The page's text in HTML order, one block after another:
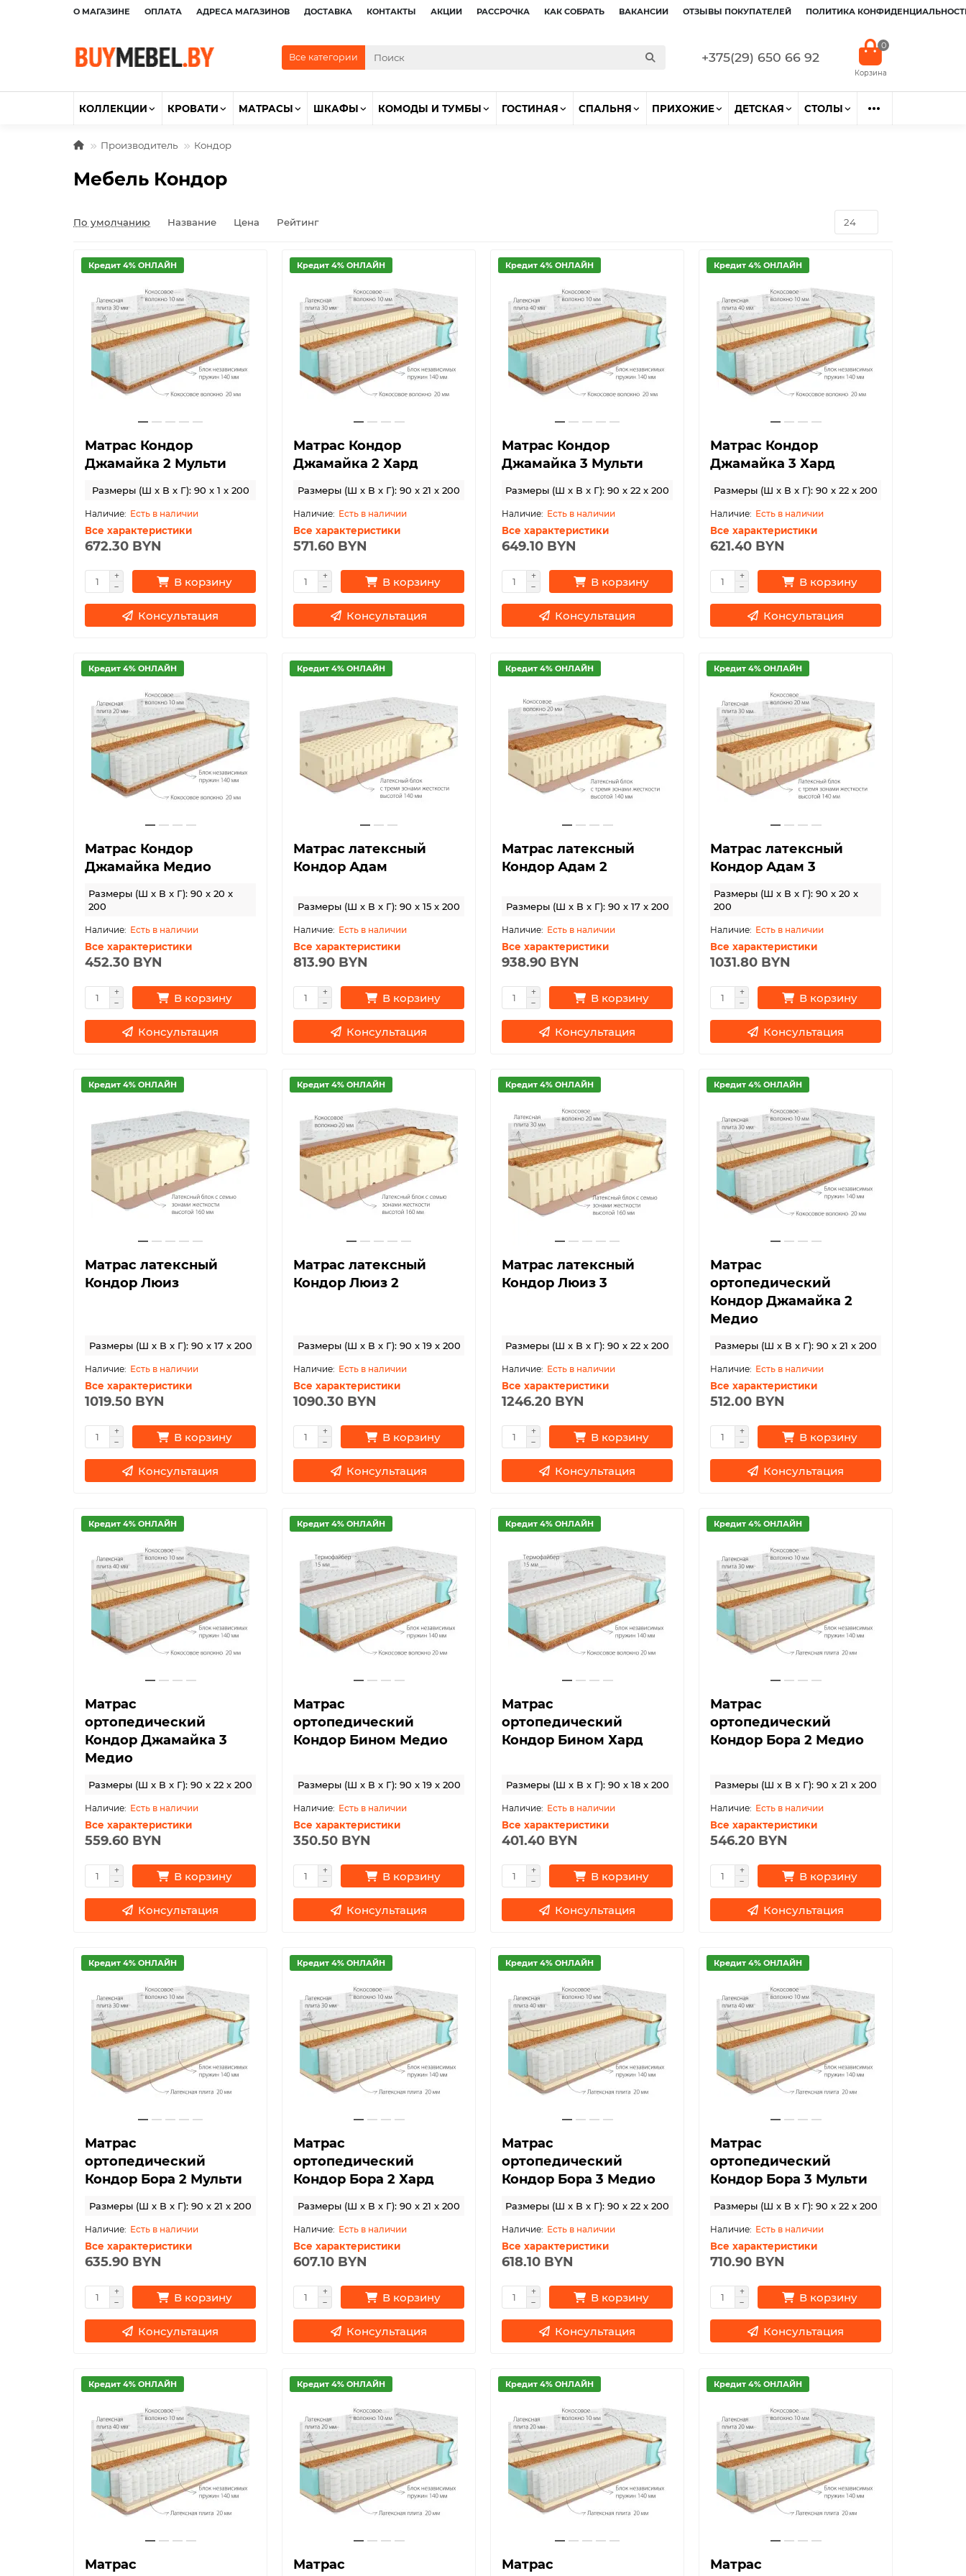
О МАГАЗИНЕ ОПЛАТА АДРЕСА МАГАЗИНОВ ДОСТАВКА КОНТАКТЫ АКЦИИ РАССРОЧКА КАК СОБРАТЬ ВАКАНСИИ ОТЗЫВЫ ПОКУПАТЕЛЕЙ ПОЛИТИКА
Все категории +375(29) 650 66 92
0
КОЛЛЕКЦИИ КРОВАТИ МАТРАСЫ ШКАФЫ КОМОДЫ И ТУМБЫ ГОСТИНАЯ СПАЛЬНЯ ПРИХОЖИЕ ДЕТСКАЯ СТОЛЫ
Производитель Кондор
Мебель Кондор
По умолчанию Название Цена Рейтинг
Кредит 4% ОНЛАЙН
Матрас Кондор
Джамайка 2 Мульти
Размеры (Ш x В x Г): 90 x 1 x 200
Есть в наличии
Все характеристики
672.30 BYN
В корзину
Консультация
Кредит 4% ОНЛАЙН
Матрас Кондор
Джамайка 2 Хард
Размеры (Ш x В x Г): 90 x 21 x 200
Есть в наличии
Все характеристики
571.60 BYN
В корзину
Консультация
Кредит 4% ОНЛАЙН
Матрас Кондор
Джамайка 3 Мульти
Размеры (Ш x В x Г): 90 x 22 x 200
Есть в наличии
Все характеристики
649.10 BYN
В корзину
Консультация
Кредит 4% ОНЛАЙН
Матрас Кондор
Джамайка 3 Хард
Размеры (Ш x В x Г): 90 x 22 x 200
Есть в наличии
Все характеристики
621.40 BYN
В корзину
Консультация
Кредит 4% ОНЛАЙН
Матрас Кондор
Джамайка Медио
Размеры (Ш x В x Г): 90 x 20 x
200
Есть в наличии
Все характеристики
452.30 BYN
В корзину
Консультация
Кредит 4% ОНЛАЙН
Матрас латексный
Кондор Адам
Размеры (Ш x В x Г): 90 x 15 x 200
Есть в наличии
Все характеристики
813.90 BYN
В корзину
Консультация
Кредит 4% ОНЛАЙН
Матрас латексный
Кондор Адам 2
Размеры (Ш x В x Г): 90 x 17 x 200
Есть в наличии
Все характеристики
938.90 BYN
В корзину
Консультация
Кредит 4% ОНЛАЙН
Матрас латексный
Кондор Адам 3
Размеры (Ш x В x Г): 90 x 20 x
200
Есть в наличии
Все характеристики
1031.80 BYN
В корзину
Консультация
Кредит 4% ОНЛАЙН
Матрас латексный
Кондор Люиз
Размеры (Ш x В x Г): 90 x 17 x 200
Есть в наличии
Все характеристики
1019.50 BYN
В корзину
Консультация
Кредит 4% ОНЛАЙН
Матрас латексный
Кондор Люиз 2
Размеры (Ш x В x Г): 90 x 19 x 200
Есть в наличии
Все характеристики
1090.30 BYN
В корзину
Консультация
Кредит 4% ОНЛАЙН
Матрас латексный
Кондор Люиз 3
Размеры (Ш x В x Г): 90 x 22 x 200
Есть в наличии
Все характеристики
1246.20 BYN
В корзину
Консультация
Кредит 4% ОНЛАЙН
Матрас
ортопедический
Кондор Джамайка 2
Медио
Размеры (Ш x В x Г): 90 x 21 x 200
Есть в наличии
Все характеристики
512.00 BYN
В корзину
Консультация
Кредит 4% ОНЛАЙН
Матрас
ортопедический
Кондор Джамайка 3
Медио
Размеры (Ш x В x Г): 90 x 22 x 200
Есть в наличии
Все характеристики
559.60 BYN
В корзину
Консультация
Кредит 4% ОНЛАЙН
Матрас
ортопедический
Кондор Бином Медио
Размеры (Ш x В x Г): 90 x 19 x 200
Есть в наличии
Все характеристики
350.50 BYN
В корзину
Консультация
Кредит 4% ОНЛАЙН
Матрас
ортопедический
Кондор Бином Хард
Размеры (Ш x В x Г): 90 x 18 x 200
Есть в наличии
Все характеристики
401.40 BYN
В корзину
Консультация
Кредит 4% ОНЛАЙН
Матрас
ортопедический
Кондор Бора 2 Медио
Размеры (Ш x В x Г): 90 x 21 x 200
Есть в наличии
Все характеристики
546.20 BYN
В корзину
Консультация
Кредит 4% ОНЛАЙН
Матрас
ортопедический
Кондор Бора 2 Мульти
Размеры (Ш x В x Г): 90 x 21 x 200
Есть в наличии
Все характеристики
635.90 BYN
В корзину
Консультация
Кредит 4% ОНЛАЙН
Матрас
ортопедический
Кондор Бора 2 Хард
Размеры (Ш x В x Г): 90 x 21 x 200
Есть в наличии
Все характеристики
607.10 BYN
В корзину
Консультация
Кредит 4% ОНЛАЙН
Матрас
ортопедический
Кондор Бора 3 Медио
Размеры (Ш x В x Г): 90 x 22 x 200
Есть в наличии
Все характеристики
618.10 BYN
В корзину
Консультация
Кредит 4% ОНЛАЙН
Матрас
ортопедический
Кондор Бора 3 Мульти
Размеры (Ш x В x Г): 90 x 22 x 200
Есть в наличии
Все характеристики
710.90 BYN
В корзину
Консультация
Кредит 4% ОНЛАЙН
Матрас
Кредит 4% ОНЛАЙН
Матрас
Кредит 4% ОНЛАЙН
Матрас
Кредит 4% ОНЛАЙН
Матрас